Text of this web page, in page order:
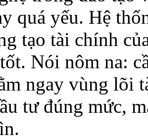
quá yếu. Hệ
tạo tài chính
Nói nôm na:
ngay vùng lõi
tư đúng mức,